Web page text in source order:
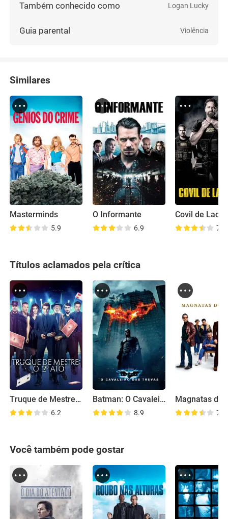
Também conhecido como Logan Lucky
Guia parental Violência
Similares
Masterminds
5.9
O Informante
6.9
Covil de
7.1
Títulos aclamados pela crítica
Truque de Mestre: O 2º Ato
6.2
Batman: O Cavaleiro das Trevas
8.9
Magnatas do
7.5
Você também pode gostar